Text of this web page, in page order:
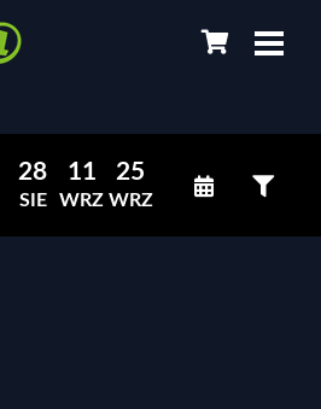
28
SIE
11
WRZ
25
WRZ